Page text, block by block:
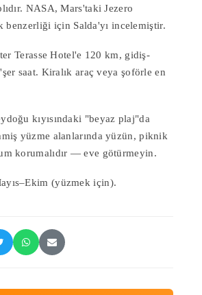
NASA, Mars'taki Jezero
için Salda'yı incelemiştir.
Terasse Hotel'e 120 km, gidiş-
saat. Kiralık araç veya şoförle en
kıyısındaki "beyaz plaj"da
yüzme alanlarında yüzün, piknik
korumalıdır — eve götürmeyin.
(yüzmek için).